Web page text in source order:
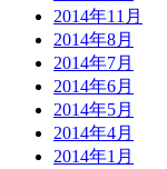
2014年11月
2014年8月
2014年7月
2014年6月
2014年5月
2014年4月
2014年1月